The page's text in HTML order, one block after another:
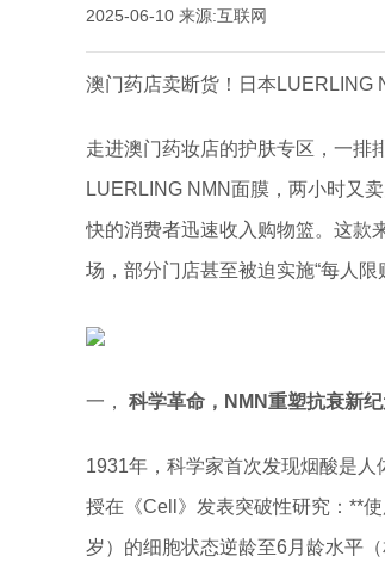
2025-06-10 来源:互联网
澳门药店卖断货！日本LUERLING
走进澳门药妆店的护肤专区，一排
LUERLING NMN面膜，两小时又
快的消费者迅速收入购物篮。这款
场，部分门店甚至被迫实施“每人限
一， 科学革命，NMN重塑抗衰新
1931年，科学家首次发现烟酸是
授在《Cell》发表突破性研究：**
岁）的细胞状态逆龄至6月龄水平